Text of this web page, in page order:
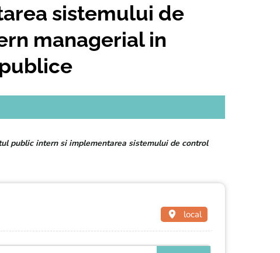
sistemului de
managerial in
public intern si implementarea sistemului de control
local